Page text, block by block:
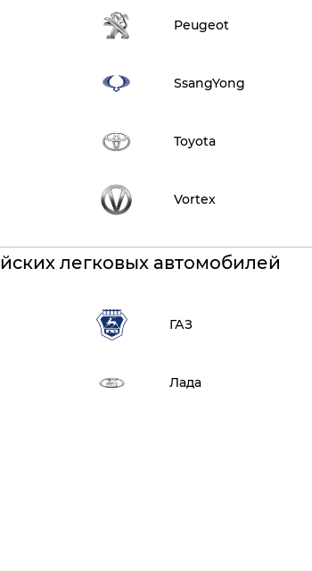
Peugeot
SsangYong
Toyota
Vortex
легковых автомобилей
ГАЗ
Лада